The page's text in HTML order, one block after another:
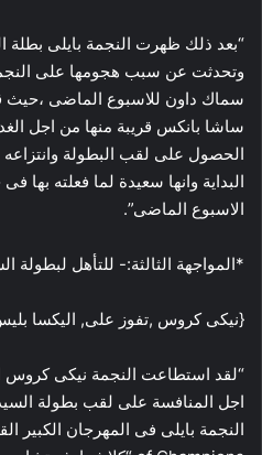
“بعد ذلك ظهرت النجمة بايلى
وتحدثت عن سبب هجومها على
سماك داون للاسبوع الماضى ،حيث
ساشا بانكس قريبة منها من اجل
الحصول على لقب البطولة وانتزاعه
البداية وانها سعيدة لما فعلته
الاسبوع الماضى”.
*المواجهة الثالثة:- للتأهل لبطولة
{نيكى كروس ,تفوز على, اليكسا
“لقد استطاعت النجمة نيكى كروس
اجل المنافسة على لقب بطولة